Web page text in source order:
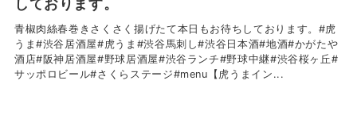
しております。
青椒肉絲春巻きさくさく揚げたて本日もお待ちしております。#虎
うま#渋谷居酒屋#虎うま#渋谷馬刺し#渋谷日本酒#地酒#かがたや
酒店#阪神居酒屋#野球居酒屋#渋谷ランチ#野球中継#渋谷桜ヶ丘#
サッポロビール#さくらステージ#menu【虎うまイン...